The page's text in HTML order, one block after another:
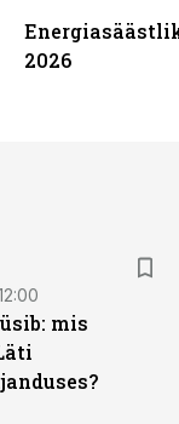
2026
mis